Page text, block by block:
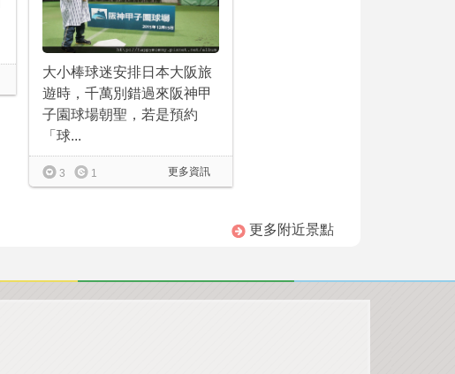
大小棒球迷安排日本大阪旅
遊時，千萬別錯過來阪神甲
子園球場朝聖，若是預約
「球...
更多資訊
3 1
更多附近景點